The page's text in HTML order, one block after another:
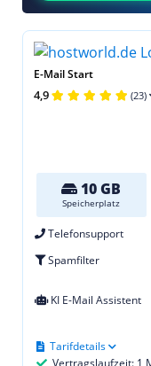
E-Mail Start
4,9 (23)
10 GB
Speicherplatz
Telefonsupport
Spamfilter
KI E-Mail Assistent
Tarifdetails